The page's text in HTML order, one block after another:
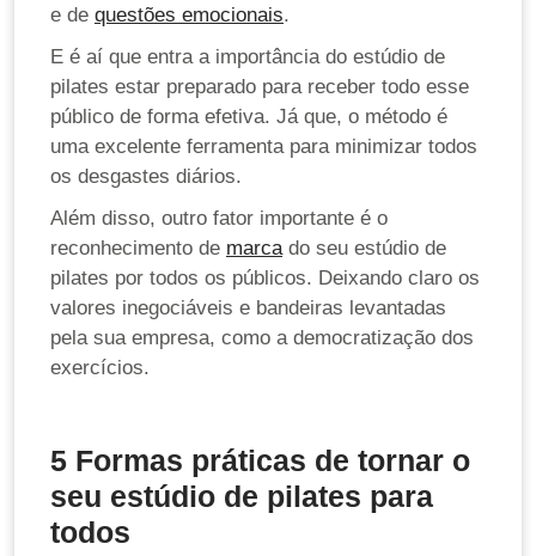
e de questões emocionais.
E é aí que entra a importância do estúdio de
pilates estar preparado para receber todo esse
público de forma efetiva. Já que, o método é
uma excelente ferramenta para minimizar todos
os desgastes diários.
Além disso, outro fator importante é o
reconhecimento de marcado seu estúdio de
pilates por todos os públicos. Deixando claro os
valores inegociáveis e bandeiras levantadas
pela sua empresa, como a democratização dos
exercícios.
5 Formas práticas de tornar o
seu estúdio de pilates para
todos